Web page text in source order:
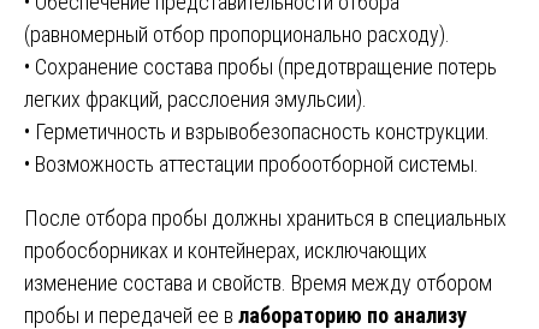
(равномерный отбор пропорционально расходу).
• Сохранение состава пробы (предотвращение потерь
легких фракций, расслоения эмульсии).
• Герметичность и взрывобезопасность конструкции.
• Возможность аттестации пробоотборной системы.
После отбора пробы должны храниться в специальных
пробосборниках и контейнерах, исключающих
изменение состава и свойств. Время между отбором
пробы и передачей ее в лабораторию по анализу